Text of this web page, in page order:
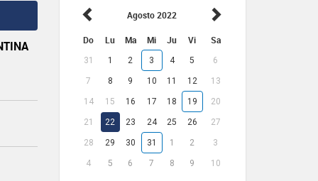
Agosto 2022
Do Lu Ma Mi Ju Vi Sa
31 1 2 3 4 5 6
7 8 9 10 11 12 13
14 15 16 17 18 19 20
21 22 23 24 25 26 27
28 29 30 31 1 2 3
4 5 6 7 8 9 10